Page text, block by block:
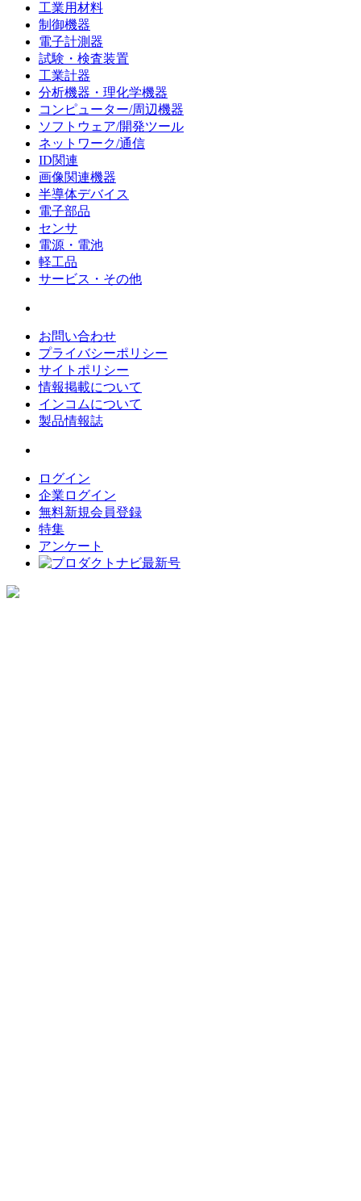
工業用材料
制御機器
電子計測器
試験・検査装置
工業計器
分析機器・理化学機器
コンピューター/周辺機器
ソフトウェア/開発ツール
ネットワーク/通信
ID関連
画像関連機器
半導体デバイス
電子部品
センサ
電源・電池
軽工品
サービス・その他
お問い合わせ
プライバシーポリシー
サイトポリシー
情報掲載について
インコムについて
製品情報誌
ログイン
企業ログイン
無料新規会員登録
特集
アンケート